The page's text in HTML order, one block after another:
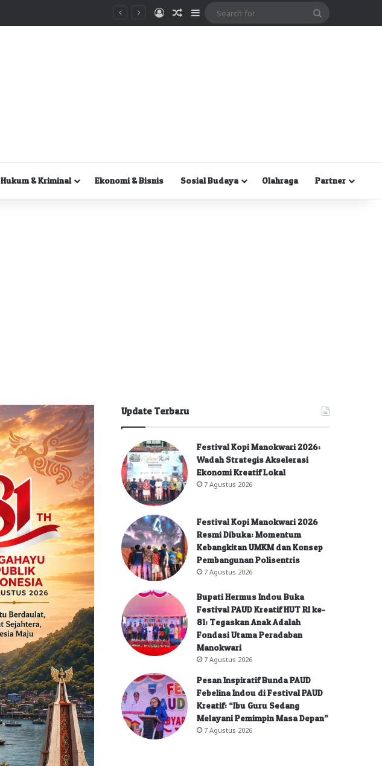
MasukRandom Article
Sidebar
Hukum & Kriminal Ekonomi & Bisnis Sosial Budaya Olahraga Partner
Update Terbaru
Festival Kopi Manokwari 2026:
Wadah Strategis Akselerasi
Ekonomi Kreatif Lokal
7 Agustus 2026
Festival Kopi Manokwari 2026
Resmi Dibuka: Momentum
Kebangkitan UMKM dan Konsep
Pembangunan Polisentris
7 Agustus 2026
Bupati Hermus Indou Buka
Festival PAUD Kreatif HUT RI ke-
81: Tegaskan Anak Adalah
Fondasi Utama Peradaban
Manokwari
7 Agustus 2026
Pesan Inspiratif Bunda PAUD
Febelina Indou di Festival PAUD
Kreatif: “Ibu Guru Sedang
Melayani Pemimpin Masa Depan”
7 Agustus 2026